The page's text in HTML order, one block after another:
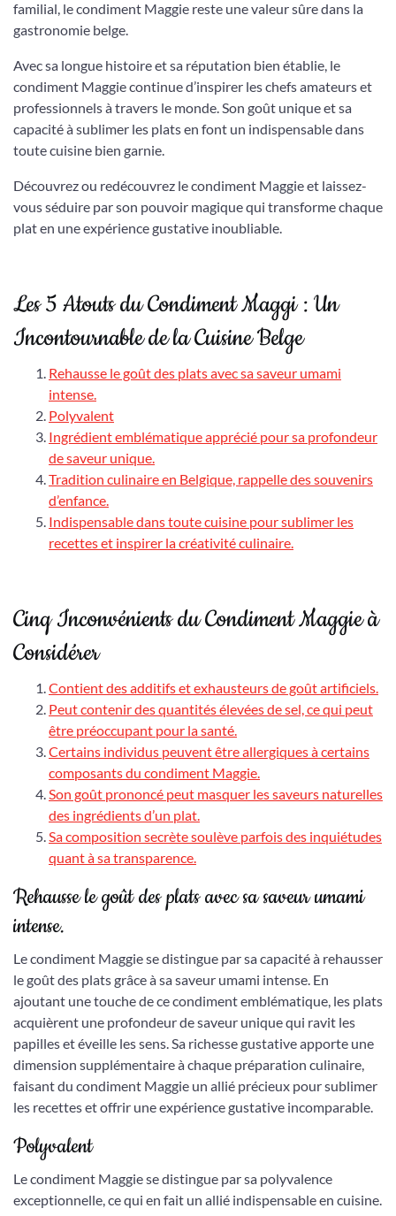
familial, le condiment Maggie reste une valeur sûre dans la
gastronomie belge.
Avec sa longue histoire et sa réputation bien établie, le
condiment Maggie continue d’inspirer les chefs amateurs et
professionnels à travers le monde. Son goût unique et sa
capacité à sublimer les plats en font un indispensable dans
toute cuisine bien garnie.
Découvrez ou redécouvrez le condiment Maggie et laissez-
vous séduire par son pouvoir magique qui transforme chaque
plat en une expérience gustative inoubliable.
Les 5 Atouts du Condiment Maggi : Un
Incontournable de la Cuisine Belge
Rehausse le goût des plats avec sa saveur umami
intense.
Polyvalent
Ingrédient emblématique apprécié pour sa profondeur
de saveur unique.
Tradition culinaire en Belgique, rappelle des souvenirs
d’enfance.
Indispensable dans toute cuisine pour sublimer les
recettes et inspirer la créativité culinaire.
Cinq Inconvénients du Condiment Maggie à
Considérer
Contient des additifs et exhausteurs de goût artificiels.
Peut contenir des quantités élevées de sel, ce qui peut
être préoccupant pour la santé.
Certains individus peuvent être allergiques à certains
composants du condiment Maggie.
Son goût prononcé peut masquer les saveurs naturelles
des ingrédients d’un plat.
Sa composition secrète soulève parfois des inquiétudes
quant à sa transparence.
Rehausse le goût des plats avec sa saveur umami
intense.
Le condiment Maggie se distingue par sa capacité à rehausser
le goût des plats grâce à sa saveur umami intense. En
ajoutant une touche de ce condiment emblématique, les plats
acquièrent une profondeur de saveur unique qui ravit les
papilles et éveille les sens. Sa richesse gustative apporte une
dimension supplémentaire à chaque préparation culinaire,
faisant du condiment Maggie un allié précieux pour sublimer
les recettes et offrir une expérience gustative incomparable.
Polyvalent
Le condiment Maggie se distingue par sa polyvalence
exceptionnelle, ce qui en fait un allié indispensable en cuisine.